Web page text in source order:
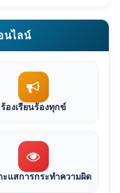
นไลน์
ร้องเรียนร้องทุกข์
ะแสการกระทำความผิด